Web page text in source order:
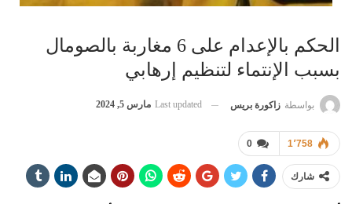
الحكم بالإعدام على 6 مغاربة بالصومال
بسبب الإنتماء لتنظيم إرهابي
بواسطة زاكورة بريس Last updated مارس 5, 2024
0 1٬758
شارك